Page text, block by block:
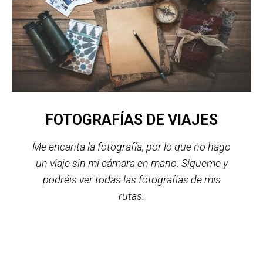
FOTOGRAFÍAS DE VIAJES
Me encanta la fotografía, por lo que no hago
un viaje sin mi cámara en mano. Sígueme y
podréis ver todas las fotografías de mis
rutas.